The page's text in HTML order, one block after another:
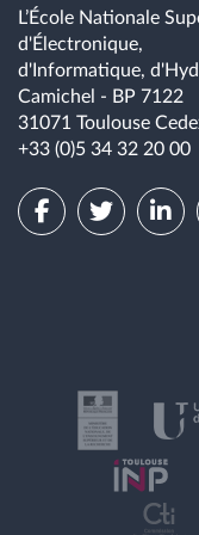
L’École Nationale
d'Électronique,
d'Informatique,
Camichel - BP 7122
31071 Toulouse
+33 (0)5 34 32 20 00